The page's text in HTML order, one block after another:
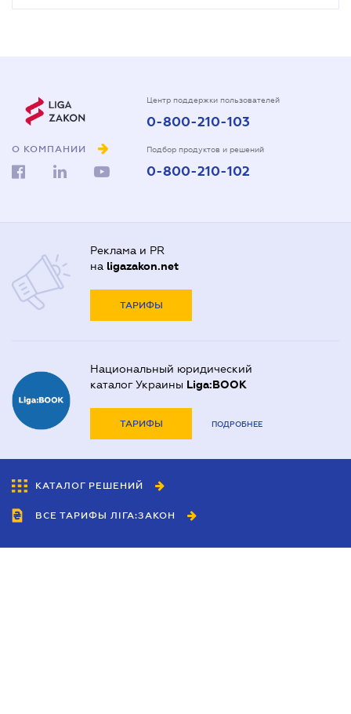
О КОМПАНИИ
Центр поддержки пользователей
0-800-210-103
Подбор продуктов и решений
0-800-210-102
Реклама и PR
на ligazakon.net
ТАРИФЫ
Национальный юридический
каталог Украины Liga:BOOK
ТАРИФЫ ПОДРОБНЕЕ
КАТАЛОГ РЕШЕНИЙ
ВСЕ ТАРИФЫ ЛІГА:ЗАКОН